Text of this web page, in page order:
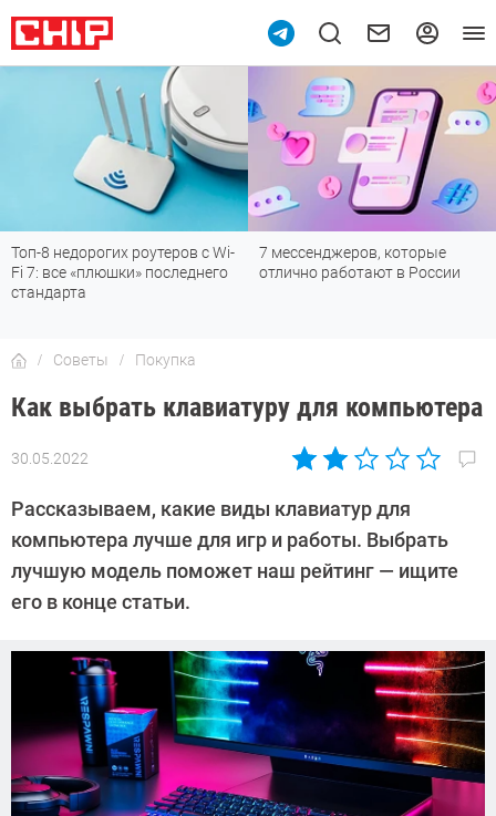
7 мессенджеров, которые
отлично работают в России
Подпишись на наш канал в
мессенджере МАХ
Советы Покупка
Как выбрать клавиатуру для компьютера
30.05.2022
Автор:
Забубенин
Рассказываем, какие виды клавиатур для
компьютера лучше для игр и работы. Выбрать
лучшую модель поможет наш рейтинг — ищите
его в конце статьи.